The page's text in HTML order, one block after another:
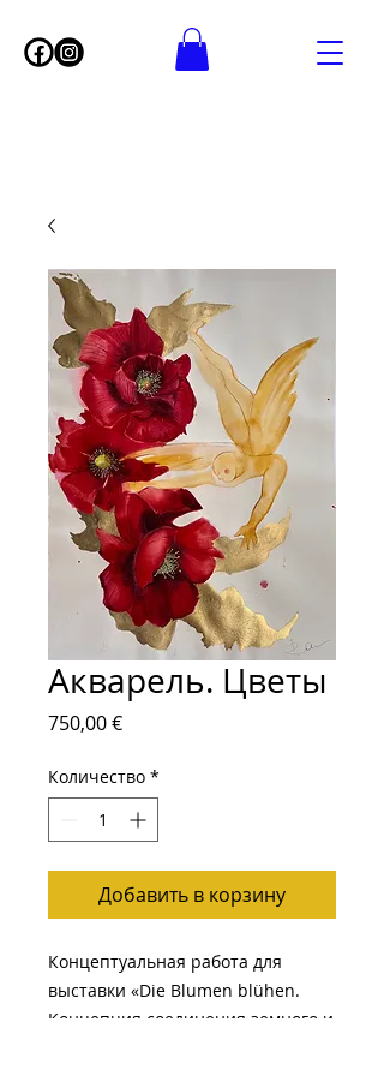
Акварель. Цветы
750,00 €Цена
Количество *
Добавить в корзину
Концептуальная работа для
выставки «Die Blumen blühen.
Концепция соединения земного и